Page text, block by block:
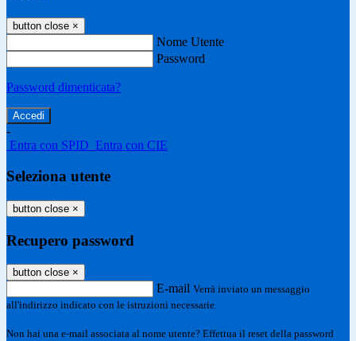
button close ×
Nome Utente
Password
Password dimenticata?
-
Entra con SPID Entra con CIE
Seleziona utente
button close ×
Recupero password
button close ×
E-mail Verrà inviato un messaggio
all'indirizzo indicato con le istruzioni necessarie.
Non hai una e-mail associata al nome utente? Effettua il reset della password